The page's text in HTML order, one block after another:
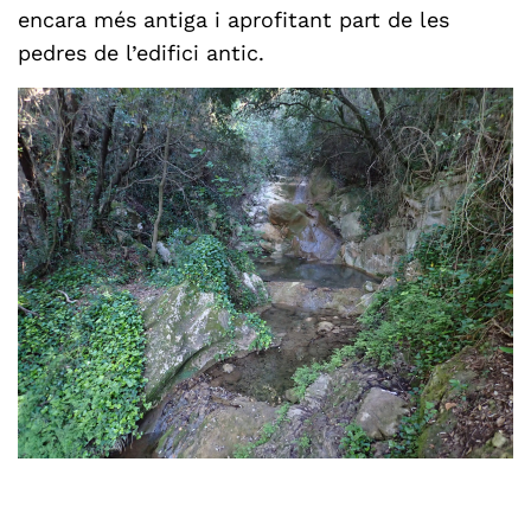
encara més antiga i aprofitant part de les
pedres de l’edifici antic.